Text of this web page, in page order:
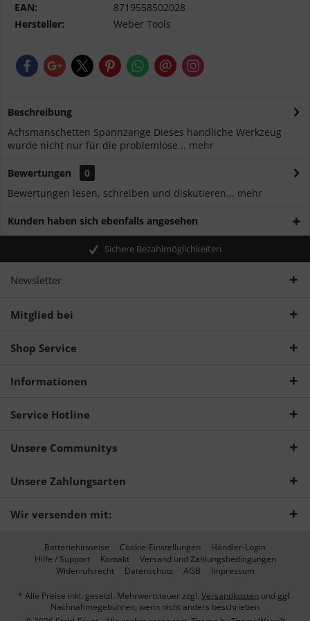
EAN:
8719558502028
Hersteller:
Weber Tools
Beschreibung
Achsmanschetten Spannzange Dieses handliche Werkzeug
wurde nicht nur für die problemlose... mehr
Bewertungen
0
Bewertungen lesen, schreiben und diskutieren... mehr
Kunden haben sich ebenfalls angesehen
Sichere Bezahlmöglichkeiten
Newsletter
Mitglied bei
Shop Service
Informationen
Service Hotline
Unsere Communitys
Unsere Zahlungsarten
Wir versenden mit:
Batteriehinweise Cookie-Einstellungen
Händler-Login
Hilfe / Support
Kontakt
Versand und Zahlungsbedingungen
Widerrufsrecht
Datenschutz AGB Impressum
* Alle Preise inkl. gesetzl. Mehrwertsteuer zzgl. Versandkosten und ggf.
Nachnahmegebühren, wenn nicht anders beschrieben